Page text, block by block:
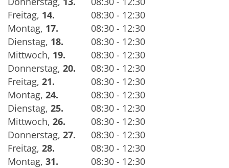
Freitag, 14.
08:30 - 12:30
Montag, 17.
08:30 - 12:30
Dienstag, 18.
08:30 - 12:30
Mittwoch, 19.
08:30 - 12:30
Donnerstag, 20.
08:30 - 12:30
Freitag, 21.
08:30 - 12:30
Montag, 24.
08:30 - 12:30
Dienstag, 25.
08:30 - 12:30
Mittwoch, 26.
08:30 - 12:30
Donnerstag, 27.
08:30 - 12:30
Freitag, 28.
08:30 - 12:30
Montag, 31.
08:30 - 12:30